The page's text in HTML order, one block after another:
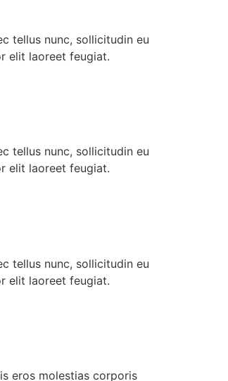
tellus nunc, sollicitudin eu
elit laoreet feugiat.
tellus nunc, sollicitudin eu
elit laoreet feugiat.
tellus nunc, sollicitudin eu
elit laoreet feugiat.
eros molestias corporis